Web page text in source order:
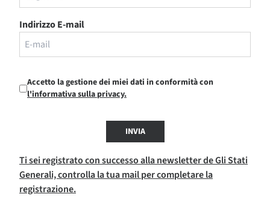
Indirizzo E-mail
Accetto la gestione dei miei dati in conformità con
l'informativa sulla privacy.
INVIA
Ti sei registrato con successo alla newsletter de Gli Stati
Generali, controlla la tua mail per completare la
registrazione.